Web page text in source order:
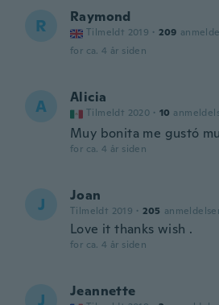
R Raymond
Tilmeldt 2019 · 209
for ca. 4 år siden
A Alicia
Tilmeldt 2020 · 10
Muy bonita me gustó
for ca. 4 år siden
J Joan
Tilmeldt 2019 · 205
Love it thanks wish .
for ca. 4 år siden
J Jeannette